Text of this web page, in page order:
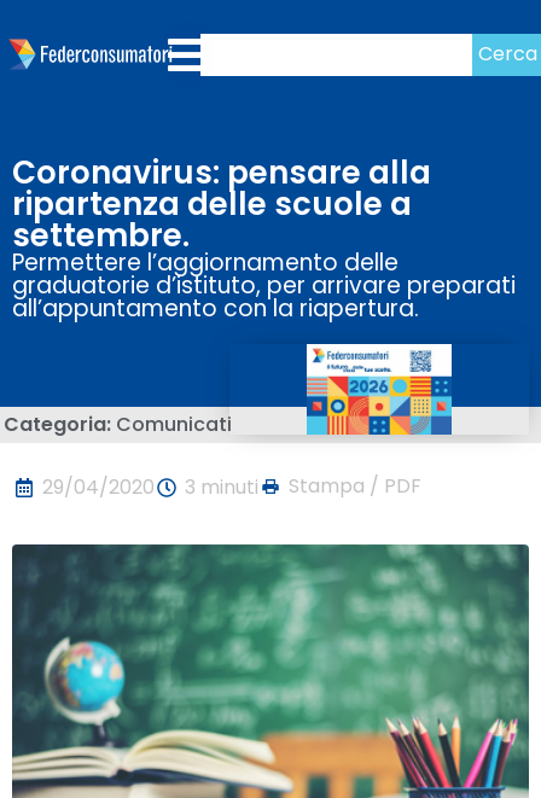
Cerca
Coronavirus: pensare alla
ripartenza delle scuole a
settembre.
Permettere l’aggiornamento delle
graduatorie d’istituto, per arrivare preparati
all’appuntamento con la riapertura.
Categoria: Comunicati
29/04/2020 3 minuti Stampa / PDF